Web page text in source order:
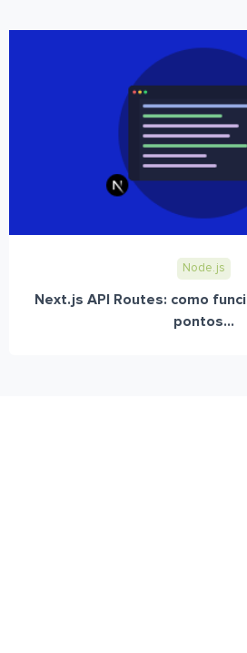
Node.js
Next.js API Routes: como
pontos...